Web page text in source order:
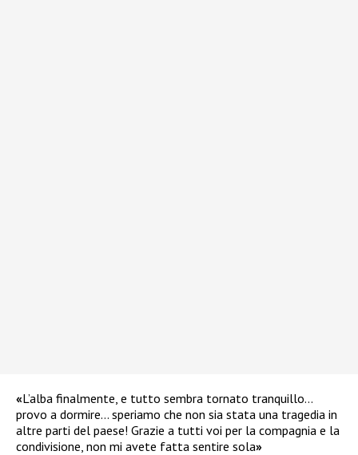
«L’alba finalmente, e tutto sembra tornato tranquillo…
provo a dormire… speriamo che non sia stata una tragedia in
altre parti del paese! Grazie a tutti voi per la compagnia e la
condivisione, non mi avete fatta sentire sola»